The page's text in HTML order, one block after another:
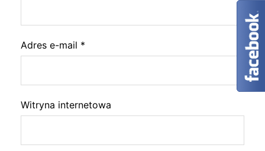
Adres e-mail *
Witryna internetowa